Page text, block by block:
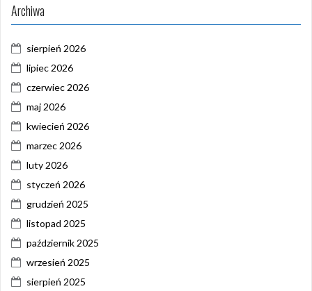
Archiwa
sierpień 2026
lipiec 2026
czerwiec 2026
maj 2026
kwiecień 2026
marzec 2026
luty 2026
styczeń 2026
grudzień 2025
listopad 2025
październik 2025
wrzesień 2025
sierpień 2025